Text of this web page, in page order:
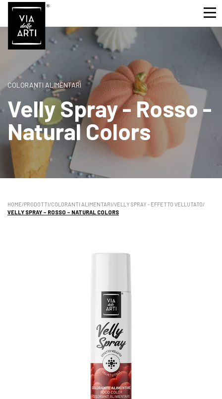
COLORANTI ALIMENTARI
Velly Spray - Rosso -
Natural Colors
HOME/PRODOTTI/COLORANTI ALIMENTARI/VELLY SPRAY - EFFETTO VELLUTATO/
VELLY SPRAY – ROSSO – NATURAL COLORS